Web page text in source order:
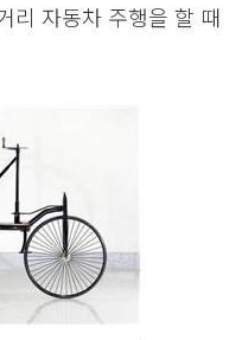
리 자동차 주행을 할 때